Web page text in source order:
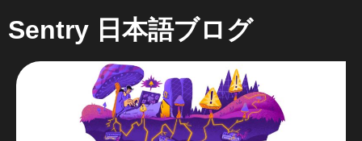
Sentry 日本語ブログ